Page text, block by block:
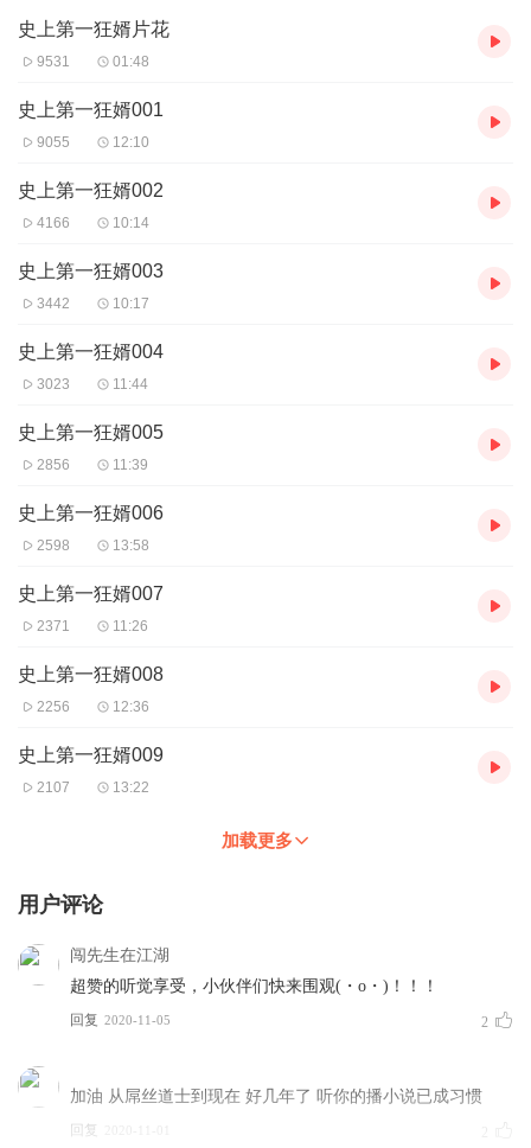
演播。代表作：《六界哀歌》、《万界大群主》、《诡闻乐见》、
《无敌外卖哥》、《极品无上神医》《史上第一狂婿》。
【购买须知】
1、本作品为付费有声书，前14集为免费试听，购买成功后，即可收
2、版权归原作者所有，严禁翻录成任何形式，严禁在任何第三方平
台传播，违者将追究其法律责任。
3、如在充值／购买环节遇到问题，您可通过页面右上方按钮，将页
4、在购买过程中，如果您有任何问题，可以按以下步骤咨询在线客
服：
客服
第二步：如果您无法联系上APP内在线客服，可关注【喜马拉雅付
第三步：如果在线客服都未取得联系，也可拨打客服电话：400-
838-5616
史上第一狂婿片花
9531 01:48
史上第一狂婿001
9055 12:10
史上第一狂婿002
4166 10:14
史上第一狂婿003
3442 10:17
史上第一狂婿004
3023 11:44
史上第一狂婿005
2856 11:39
史上第一狂婿006
2598 13:58
史上第一狂婿007
2371 11:26
史上第一狂婿008
2256 12:36
史上第一狂婿009
2107 13:22
加载更多
用户评论
闯先生在江湖
超赞的听觉享受，小伙伴们快来围观(・o・)！！！
回复 2020-11-05 2
加油 从屌丝道士到现在 好几年了 听你的播小说已成习惯
回复